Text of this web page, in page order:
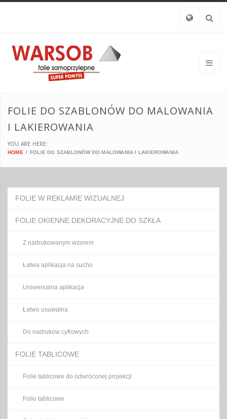
FOLIE DO SZABLONÓW DO MALOWANIA
I LAKIEROWANIA
YOU ARE HERE:
HOME FOLIE DO SZABLONÓW DO MALOWANIA I LAKIEROWANIA
FOLIE W REKLAMIE WIZUALNEJ
FOLIE OKIENNE DEKORACYJNE DO SZKŁA
Z nadrukowanym wzorem
Łatwa aplikacja na sucho
Uniwersalna aplikacja
Łatwo usuwalna
Do nadruków cyfrowych
FOLIE TABLICOWE
Folie tablicowe do odwróconej projekcji
Folie tablicowe